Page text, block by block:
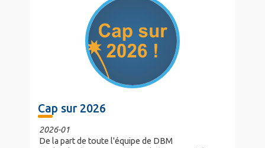
Cap sur 2026
2026-01
De la part de toute l'équipe de DBM